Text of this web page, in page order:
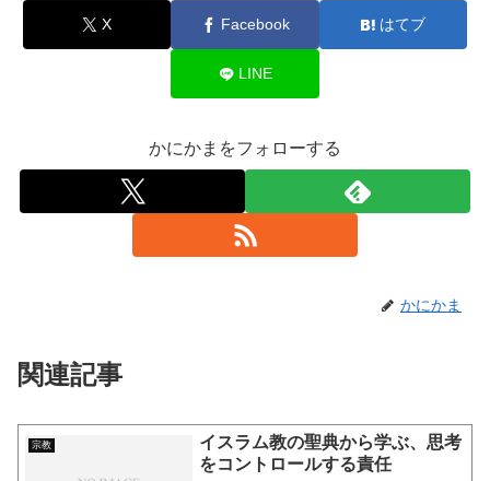
X Facebook はてブ
LINE
かにかまをフォローする
かにかま
関連記事
宗教
イスラム教の聖典から学ぶ、思考
をコントロールする責任